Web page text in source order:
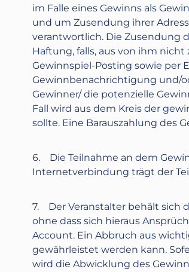
im Falle eines Gewinns als
und um Zusendung ihrer
verantwortlich. Die Zusendung
Haftung, falls, aus von ihm
Gewinnspiel-Posting sowie per
Gewinnbenachrichtigung und/
Gewinner/ die potenzielle
Fall wird aus dem Kreis der
sollte. Eine Barauszahlung des
6. Die Teilnahme an dem
Internetverbindung trägt der
7. Der Veranstalter behält sich
ohne dass sich hieraus
Account. Ein Abbruch aus
gewährleistet werden kann.
wird die Abwicklung des